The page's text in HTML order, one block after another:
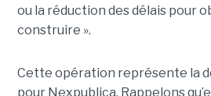
ou la réduction des délais pour
construire ».
Cette opération représente la
pour Nexpublica. Rappelons